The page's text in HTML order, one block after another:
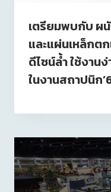
เตรียมพบกับ ผ
และแผ่นเหล็กต
ดีไซน์ล้ำ ใช้งาน
ในงานสถาปนิก